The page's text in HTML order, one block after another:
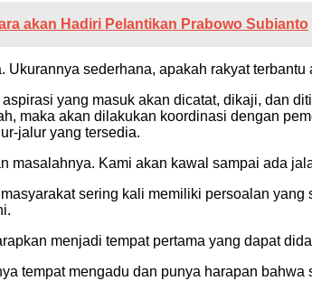
akan Hadiri Pelantikan Prabowo Subianto
Ukurannya sederhana, apakah rakyat terbantu
yang masuk akan dicatat, dikaji, dan
maka akan dilakukan koordinasi dengan
jalur yang tersedia.
masalahnya. Kami akan kawal sampai ada
sering kali memiliki persoalan
menjadi tempat pertama yang dapat
tempat mengadu dan punya harapan bahwa